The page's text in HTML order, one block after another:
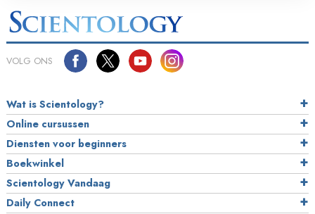
VOLG ONS
Wat is Scientology?
Online cursussen
Diensten voor beginners
Boekwinkel
Scientology Vandaag
Daily Connect